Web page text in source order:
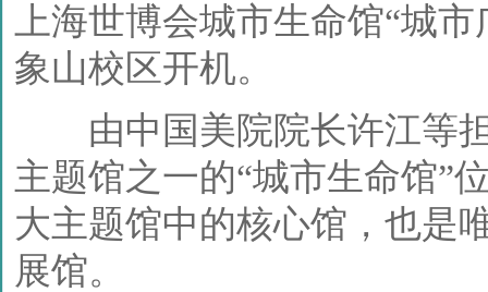
上海世博会城市生命馆“城
象山校区开机。
由中国美院院长许江等担
主题馆之一的“城市生命馆”
大主题馆中的核心馆，也是
展馆。